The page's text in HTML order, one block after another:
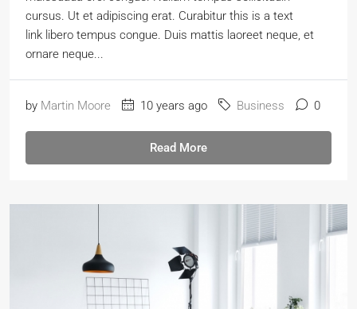
cursus. Ut et adipiscing erat. Curabitur this is a text
link libero tempus congue. Duis mattis laoreet neque, et
ornare neque...
by Martin Moore 10 years ago Business 0
Read More